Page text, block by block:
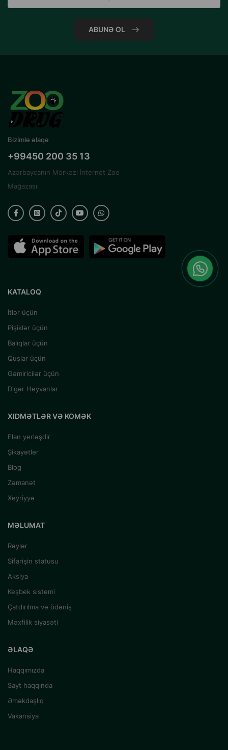
ABUNƏ OL
Bizimlə əlaqə
+99450 200 35 13
Azərbaycanın Mərkəzi İnternet Zoo
Mağazası
KATALOQ
İtlər üçün
Pişiklər üçün
Balıqlar üçün
Quşlar üçün
Gəmiricilər üçün
Digər Heyvanlar
XIDMƏTLƏR VƏ KÖMƏK
Elan yerləşdir
Şikayətlər
Blog
Zəmanət
Xeyriyyə
MƏLUMAT
Rəylər
Sifarişin statusu
Aksiya
Keşbek sistemi
Çatdırılma və ödəniş
Məxfilik siyasəti
ƏLAQƏ
Haqqımızda
Sayt haqqında
Əməkdaşlıq
Vakansiya